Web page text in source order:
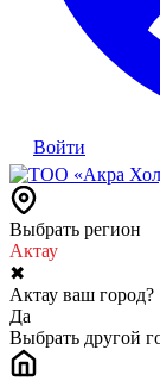
Войти
Выбрать регион
Актау
✖
Актау ваш город?
Да
Выбрать другой